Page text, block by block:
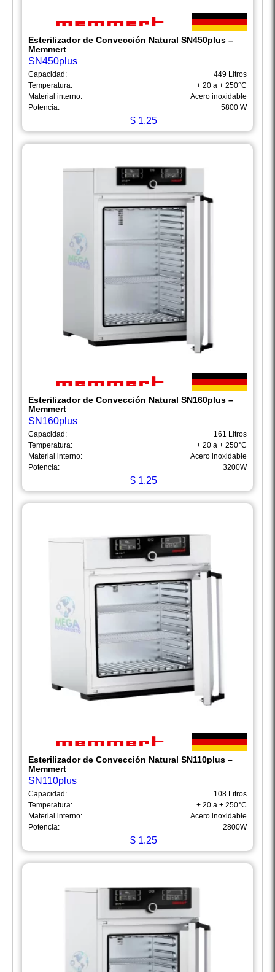
Esterilizador de Convección Natural SN450plus –
Memmert
SN450plus
Capacidad:
449 Litros
Temperatura:
+ 20 a + 250°C
Material interno:
Acero inoxidable
Potencia:
5800 W
$ 1.25
Esterilizador de Convección Natural SN160plus –
Memmert
SN160plus
Capacidad:
161 Litros
Temperatura:
+ 20 a + 250°C
Material interno:
Acero inoxidable
Potencia:
3200W
$ 1.25
Esterilizador de Convección Natural SN110plus –
Memmert
SN110plus
Capacidad:
108 Litros
Temperatura:
+ 20 a + 250°C
Material interno:
Acero inoxidable
Potencia:
2800W
$ 1.25